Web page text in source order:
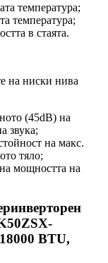
температура;
температура;
в стаята.
на ниски нива
(45dB) на
звука;
на макс.
тяло;
мощността на
BTU,